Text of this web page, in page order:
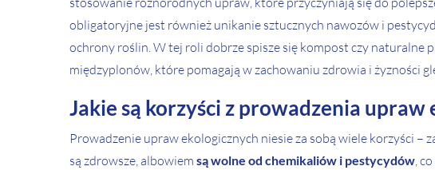
obligatoryjne jest również unikanie sztucznych nawozów i
ochrony roślin. W tej roli dobrze spisze się kompost czy
międzyplonów, które pomagają w zachowaniu zdrowia i żyzności
Jakie są korzyści z prowadzenia upraw
Prowadzenie upraw ekologicznych niesie za sobą wiele korzyści
są zdrowsze, albowiem są wolne od chemikaliów i pestycydów,